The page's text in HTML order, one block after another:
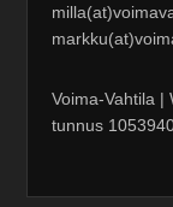
Voima-Vahtila |
tunnus